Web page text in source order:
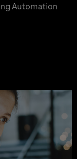
Automation